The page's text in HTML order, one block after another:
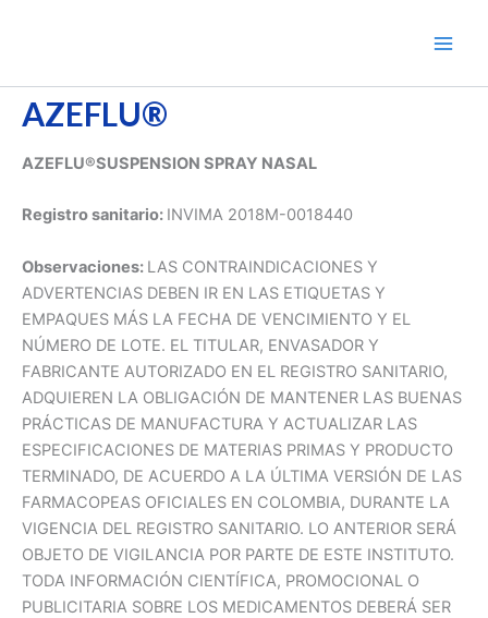
AZEFLU®
AZEFLU®SUSPENSION SPRAY NASAL
Registro sanitario: INVIMA 2018M-0018440
Observaciones: LAS CONTRAINDICACIONES Y
ADVERTENCIAS DEBEN IR EN LAS ETIQUETAS Y
EMPAQUES MÁS LA FECHA DE VENCIMIENTO Y EL
NÚMERO DE LOTE. EL TITULAR, ENVASADOR Y
FABRICANTE AUTORIZADO EN EL REGISTRO SANITARIO,
ADQUIEREN LA OBLIGACIÓN DE MANTENER LAS BUENAS
PRÁCTICAS DE MANUFACTURA Y ACTUALIZAR LAS
ESPECIFICACIONES DE MATERIAS PRIMAS Y PRODUCTO
TERMINADO, DE ACUERDO A LA ÚLTIMA VERSIÓN DE LAS
FARMACOPEAS OFICIALES EN COLOMBIA, DURANTE LA
VIGENCIA DEL REGISTRO SANITARIO. LO ANTERIOR SERÁ
OBJETO DE VIGILANCIA POR PARTE DE ESTE INSTITUTO.
TODA INFORMACIÓN CIENTÍFICA, PROMOCIONAL O
PUBLICITARIA SOBRE LOS MEDICAMENTOS DEBERÁ SER